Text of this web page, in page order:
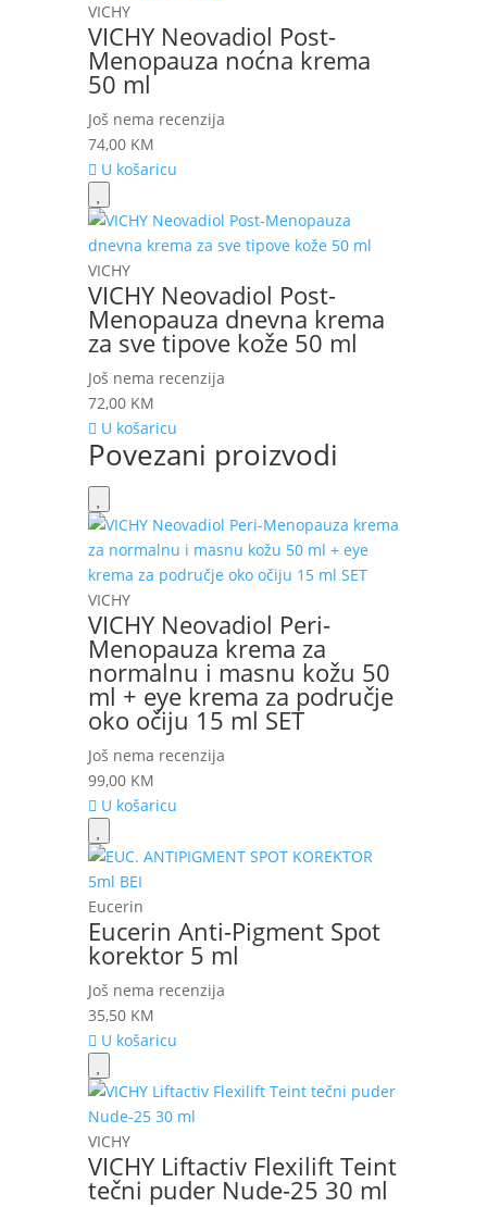
VICHY
VICHY Neovadiol Post-
Menopauza noćna krema
50 ml
Još nema recenzija
74,00 KM
U košaricu
VICHY
VICHY Neovadiol Post-
Menopauza dnevna krema
za sve tipove kože 50 ml
Još nema recenzija
72,00 KM
U košaricu
Povezani proizvodi
VICHY
VICHY Neovadiol Peri-
Menopauza krema za
normalnu i masnu kožu 50
ml + eye krema za područje
oko očiju 15 ml SET
Još nema recenzija
99,00 KM
U košaricu
Eucerin
Eucerin Anti-Pigment Spot
korektor 5 ml
Još nema recenzija
35,50 KM
U košaricu
VICHY
VICHY Liftactiv Flexilift Teint
tečni puder Nude-25 30 ml